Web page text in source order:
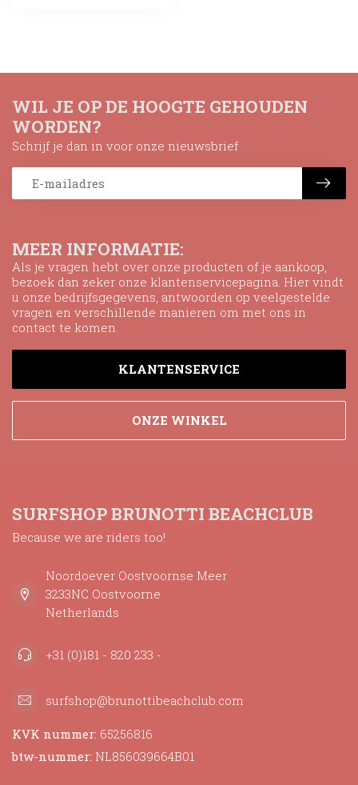
MEER INFORMATIE:
Als je vragen hebt over onze producten of je aankoop,
bezoek dan zeker onze klantenservicepagina. Hier vindt
u onze bedrijfsgegevens, antwoorden op veelgestelde
vragen en verschillende manieren om met ons in
contact te komen.
KLANTENSERVICE
ONZE WINKEL
WIL JE OP DE HOOGTE GEHOUDEN
WORDEN?
Schrijf je dan in voor onze nieuwsbrief
SURFSHOP BRUNOTTI BEACHCLUB
Because we are riders too!
Noordoever Oostvoornse Meer
3233NC Oostvoorne
Netherlands
+31 (0)181 - 820 233 -
surfshop@brunottibeachclub.com
KVK nummer: 65256816
btw-nummer: NL856039664B01